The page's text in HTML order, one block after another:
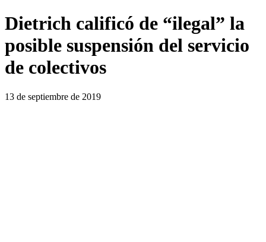
Dietrich calificó de “ilegal” la
posible suspensión del servicio
de colectivos
13 de septiembre de 2019